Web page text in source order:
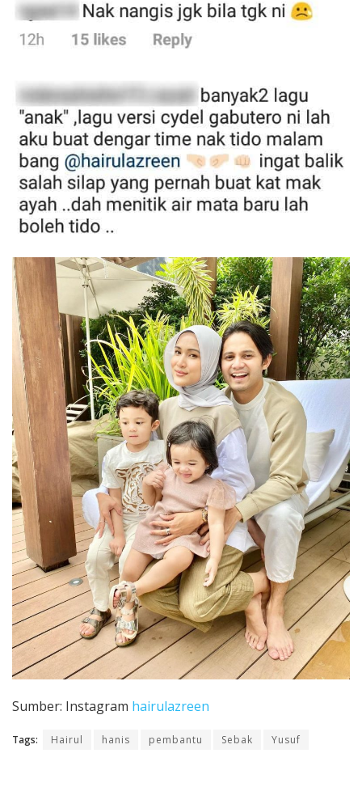
Sumber: Instagram hairulazreen
Tags: Hairul hanis pembantu Sebak Yusuf